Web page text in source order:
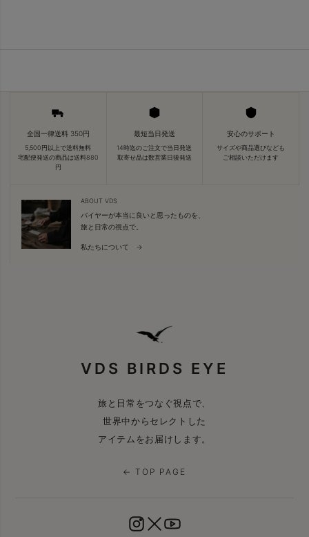
全国一律送料 350円
5,500円以上で送料無料
宅配便発送の商品は送料880
円
最短当日発送
14時迄のご注文で当日発送
取寄せ品は数営業日後発送
安心のサポート
サイズや商品選びなども
ご相談いただけます
ABOUT VDS
バイヤーが本当に良いと思ったものを、
旅と日常の視点で。
私たちについて →
VDS BIRDS EYE
旅と日常をつなぐ視点で、
世界中からセレクトした
アイテムをお届けします。
← TOP PAGE